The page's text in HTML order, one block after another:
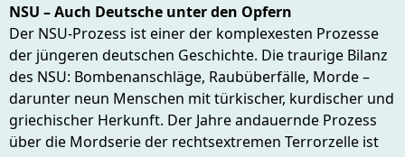
NSU – Auch Deutsche unter den Opfern
Der NSU-Prozess ist einer der komplexesten Prozesse
der jüngeren deutschen Geschichte. Die traurige Bilanz
des NSU: Bombenanschläge, Raubüberfälle, Morde –
darunter neun Menschen mit türkischer, kurdischer und
griechischer Herkunft. Der Jahre andauernde Prozess
über die Mordserie der rechtsextremen Terrorzelle ist